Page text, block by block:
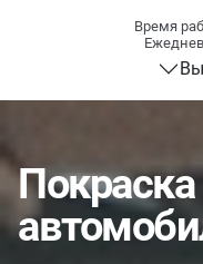
Время